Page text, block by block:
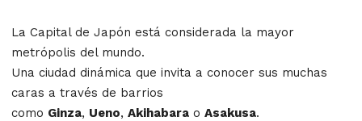
La Capital de Japón está consi­derada la mayor
metrópolis del mundo.
Una ciudad diná­mica que invita a conocer sus muchas
caras a través de barrios
como Ginza, Ueno, Akihabara o Asakusa.